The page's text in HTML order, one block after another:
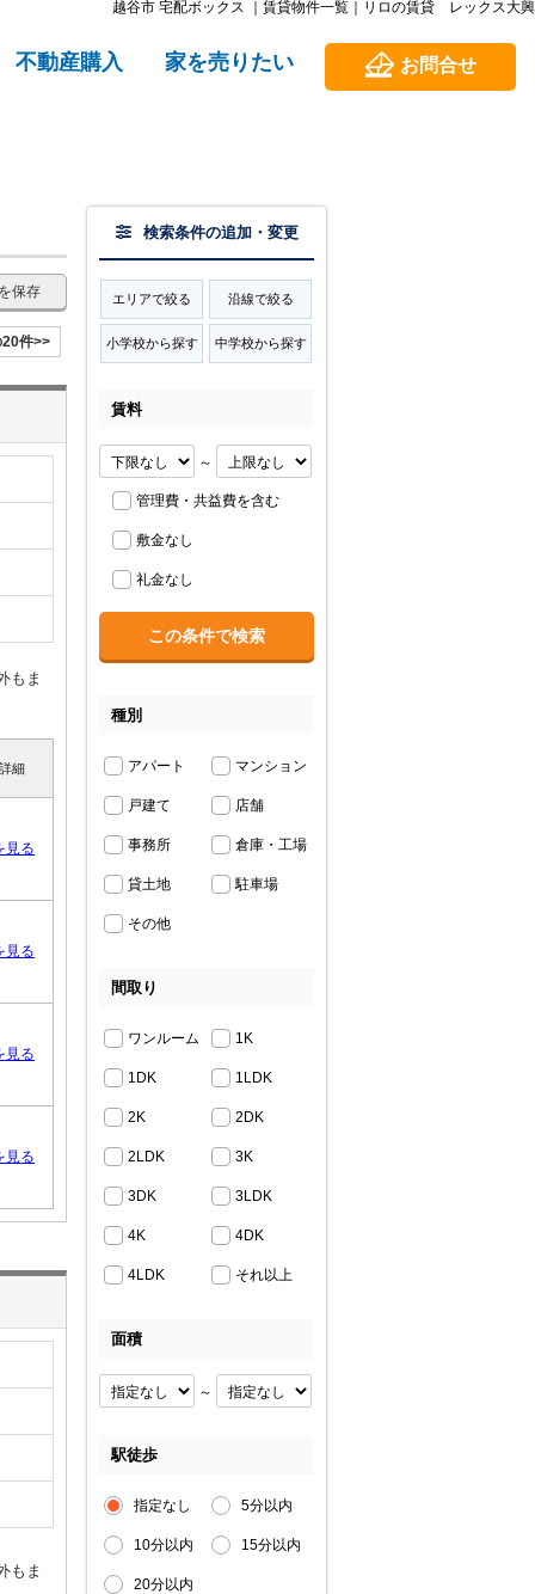
越谷市 宅配ボックス ｜賃貸物件一覧｜リロの賃貸 レックス大興
不動産購入 家を売りたい お問合せ
保存
件>>
もま
細
見る
見る
見る
見る
もま
検索条件の追加・変更
エリアで絞る 沿線で絞る
小学校から探す 中学校から探す
賃料
～
管理費・共益費を含む
敷金なし
礼金なし
種別
アパート マンション
戸建て 店舗
事務所 倉庫・工場
貸土地 駐車場
その他
間取り
ワンルーム 1K
1DK 1LDK
2K 2DK
2LDK 3K
3DK 3LDK
4K 4DK
4LDK それ以上
面積
～
駅徒歩
指定なし 5分以内
10分以内 15分以内
20分以内